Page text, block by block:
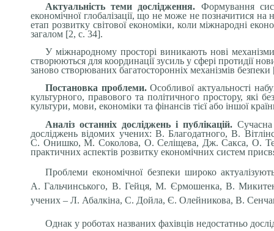
Актуальність теми дослідження. Формування
економічної глобалізації, що не може не позначитися на
етап розвитку світової економіки, коли міжнародні
загалом [2, с. 34].
У міжнародному просторі виникають нові
створюються для координації зусиль у сфері протидії
заново створюваних багатосторонніх механізмів
Постановка проблеми.Особливої актуальності
культурного, правового та політичного простору, які
культури, мови, економіки та фінансів тієї або іншої
Аналіз останніх досліджень і публікацій.
досліджень відомих учених: В. Благодатного, В.
С. Онишко, М. Соколова, О. Селіщева, Дж. Сакса, О.
практичних аспектів розвитку економічних систем
Проблеми економічної безпеки широко
А. Гальчинського, В. Гейця, М. Єрмошенка, В.
учених – Л. Абалкіна, С. Дойла, Є. Олейникова, В.
Однак у роботах названих фахівців недостатньо